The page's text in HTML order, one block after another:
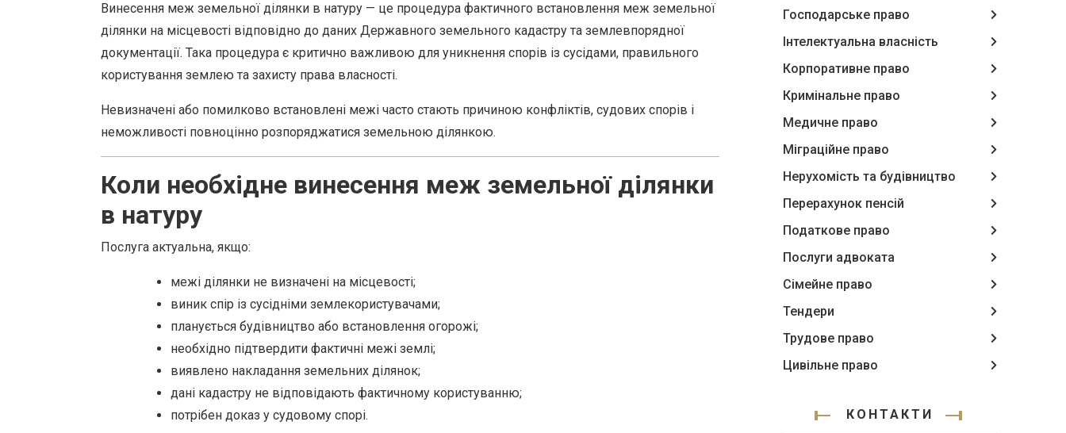
Винесення меж земельної ділянки в натуру — це процедура фактичного встановлення меж земельної
ділянки на місцевості відповідно до даних Державного земельного кадастру та землевпорядної
документації. Така процедура є критично важливою для уникнення спорів із сусідами, правильного
користування землею та захисту права власності.
Невизначені або помилково встановлені межі часто стають причиною конфліктів, судових спорів і
неможливості повноцінно розпоряджатися земельною ділянкою.
Коли необхідне винесення меж земельної ділянки
в натуру
Послуга актуальна, якщо:
межі ділянки не визначені на місцевості;
виник спір із сусідніми землекористувачами;
планується будівництво або встановлення огорожі;
необхідно підтвердити фактичні межі землі;
виявлено накладання земельних ділянок;
дані кадастру не відповідають фактичному користуванню;
потрібен доказ у судовому спорі.
Господарське право
Інтелектуальна власність
Корпоративне право
Кримінальне право
Медичне право
Міграційне право
Нерухомість та будівництво
Перерахунок пенсій
Податкове право
Послуги адвоката
Сімейне право
Тендери
Трудове право
Цивільне право
КОНТАКТИ